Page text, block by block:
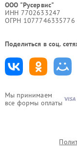
Мы принимаем
все формы оплаты
ООО "Русервис"
ИНН 7702633247
ОГРН 1077746335776
Поделиться в соц.